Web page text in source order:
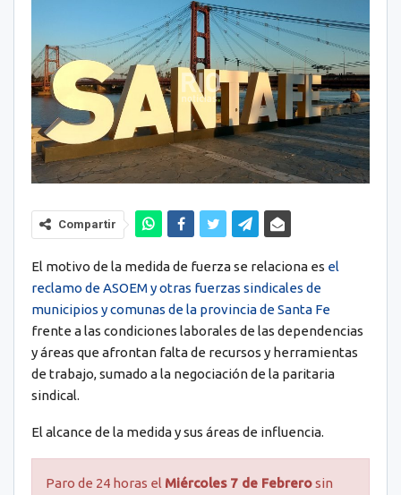
Compartir
El motivo de la medida de fuerza se relaciona es el
reclamo de ASOEM y otras fuerzas sindicales de
municipios y comunas de la provincia de Santa Fe
frente a las condiciones laborales de las dependencias
y áreas que afrontan falta de recursos y herramientas
de trabajo, sumado a la negociación de la paritaria
sindical.
El alcance de la medida y sus áreas de influencia.
Paro de 24 horas el Miércoles 7 de Febrerosin